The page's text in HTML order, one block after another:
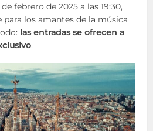
febrero de 2025 a las 19:30,
los amantes de la música
las entradas se ofrecen a
.